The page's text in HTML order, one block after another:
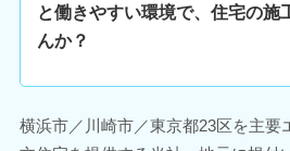
と働きやすい環境で、住宅の施
んか？
横浜市／川崎市／東京都23区を主要